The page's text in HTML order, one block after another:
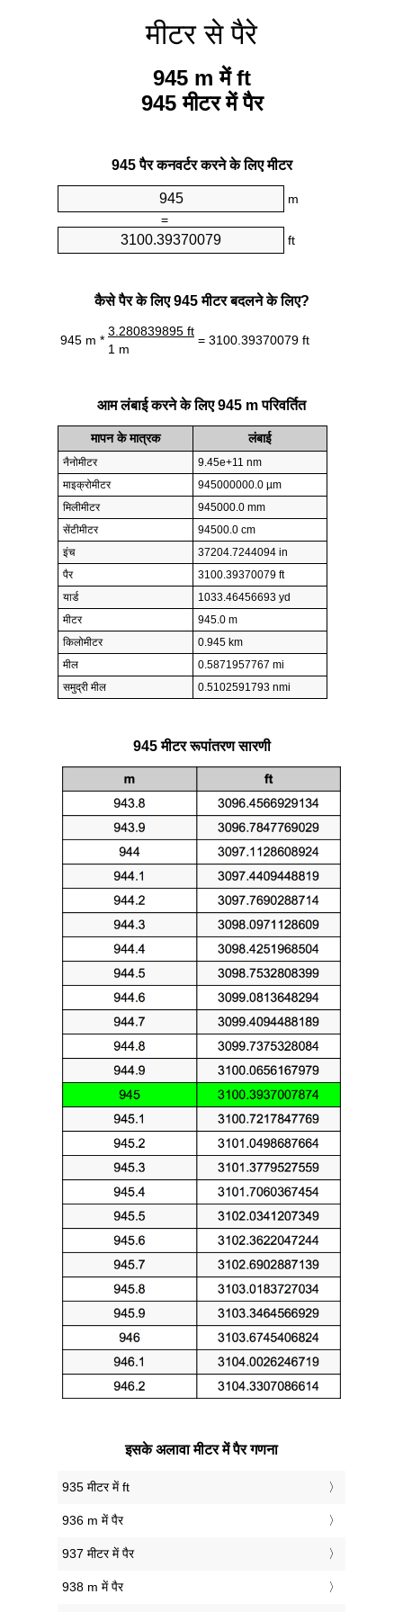
मीटर से पैरे
945 m में ft
945 मीटर में पैर
945 पैर कनवर्टर करने के लिए मीटर
m
=
ft
कैसे पैर के लिए 945 मीटर बदलने के लिए?
945 m *
3.280839895 ft
= 3100.39370079 ft
1 m
आम लंबाई करने के लिए 945 m परिवर्तित
मापन के मात्रक लंबाई
नैनोमीटर
9.45e+11 nm
माइक्रोमीटर
945000000.0 µm
मिलीमीटर
945000.0 mm
सेंटीमीटर
94500.0 cm
इंच
37204.7244094 in
पैर
3100.39370079 ft
यार्ड
1033.46456693 yd
मीटर
945.0 m
किलोमीटर
0.945 km
मील
0.5871957767 mi
समुद्री मील
0.5102591793 nmi
945 मीटर रूपांतरण सारणी
इसके अलावा मीटर में पैर गणना
935 मीटर में ft
936 m में पैर
937 मीटर में पैर
938 m में पैर